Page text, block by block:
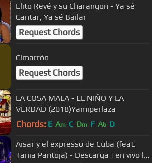
Elito Revé y su Charangon - Ya sé
Cantar, Ya sé Bailar
Request Chords
Cimarrón
Request Chords
LA COSA MALA - EL NIÑO Y LA
VERDAD (2018)Yamiperlaza
Chords: E Am C Dm F Ab D
Aisar y el expresso de Cuba (feat.
Tania Pantoja) - Descarga | en vivo la